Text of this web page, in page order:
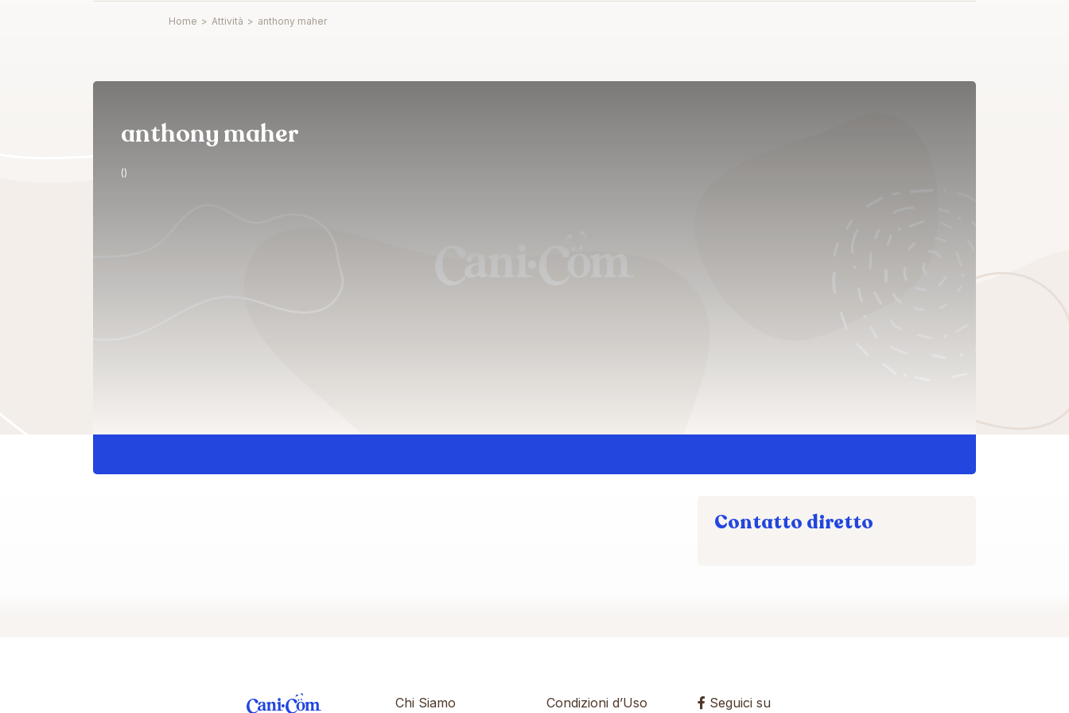
Home > Attività > anthony maher
anthony maher
()
Contatto diretto
Chi Siamo Condizioni d’Uso Seguici su